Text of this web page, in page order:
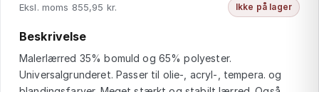
Eksl. moms 855,95 kr. Ikke på lager
Beskrivelse
Malerlærred 35% bomuld og 65% polyester.
Universalgrunderet. Passer til olie-, acryl-, tempera. og